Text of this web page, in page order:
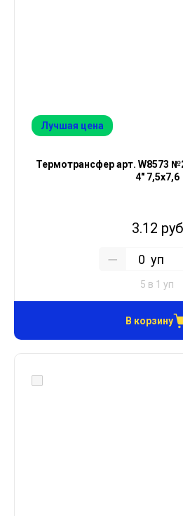
Лучшая цена
Термотрансфер арт. W8573
4" 7,5х7,6
3.12 руб
уп
5 в 1 уп
В корзину